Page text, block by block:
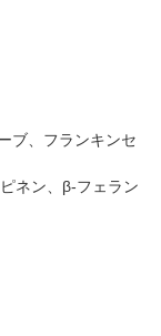
ブ、フランキンセ
ネン、β-フェラン